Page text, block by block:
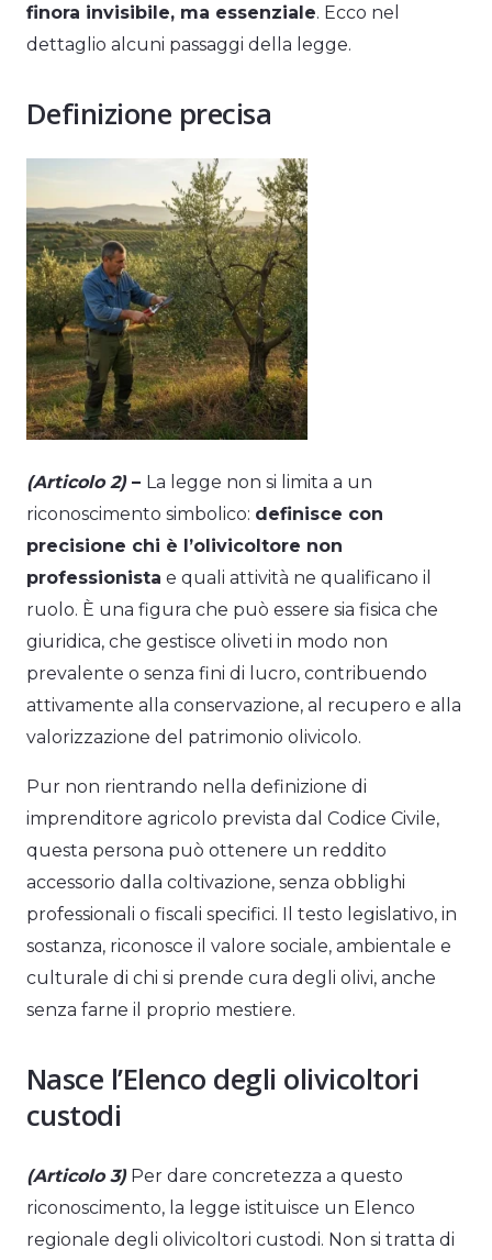
finora invisibile, ma essenziale. Ecco nel
dettaglio alcuni passaggi della legge.
Definizione precisa
(Articolo 2) – La legge non si limita a un
riconoscimento simbolico: definisce con
precisione chi è l’olivicoltore non
professionista e quali attività ne qualificano il
ruolo. È una figura che può essere sia fisica che
giuridica, che gestisce oliveti in modo non
prevalente o senza fini di lucro, contribuendo
attivamente alla conservazione, al recupero e alla
valorizzazione del patrimonio olivicolo.
Pur non rientrando nella definizione di
imprenditore agricolo prevista dal Codice Civile,
questa persona può ottenere un reddito
accessorio dalla coltivazione, senza obblighi
professionali o fiscali specifici. Il testo legislativo, in
sostanza, riconosce il valore sociale, ambientale e
culturale di chi si prende cura degli olivi, anche
senza farne il proprio mestiere.
Nasce l’Elenco degli olivicoltori
custodi
(Articolo 3) Per dare concretezza a questo
riconoscimento, la legge istituisce un Elenco
regionale degli olivicoltori custodi. Non si tratta di